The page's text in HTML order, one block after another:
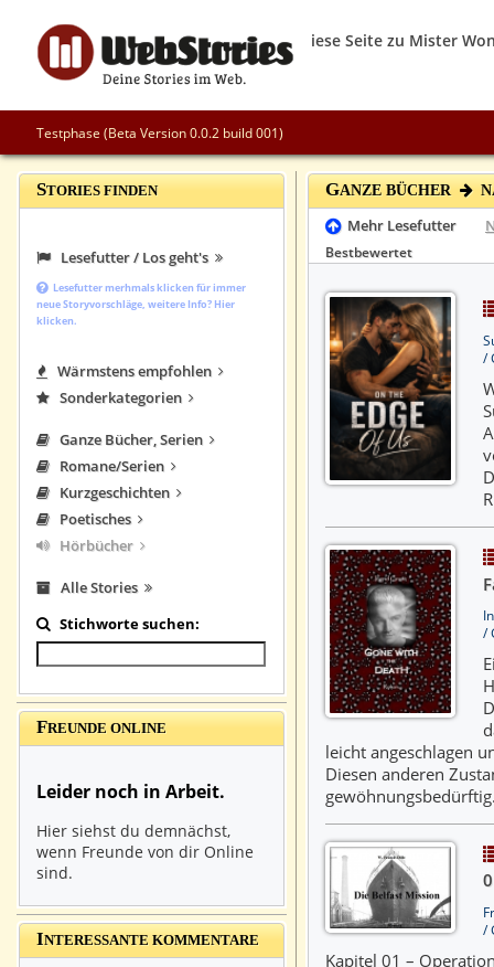
Testphase (Beta Version 0.0.2 build 001)
GANZE BÜCHER
Mehr Lesefutter
Bestbewertet
/
/
leicht angeschlagen
Diesen anderen
/
Kapitel 01 –
STORIES FINDEN
Lesefutter / Los geht's
Lesefutter merhmals klicken für immer
neue Storyvorschläge, weitere Info? Hier
klicken.
Wärmstens empfohlen
Sonderkategorien
Ganze Bücher, Serien
Romane/Serien
Kurzgeschichten
Poetisches
Hörbücher
Alle Stories
Stichworte suchen:
FREUNDE ONLINE
Leider noch in Arbeit.
Hier siehst du demnächst,
wenn Freunde von dir Online
sind.
INTERESSANTE KOMMENTARE